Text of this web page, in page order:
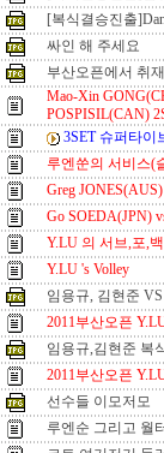
[복식결승진출
싸인 해 주세요
부산오픈에서 취
Mao-Xin
POSPISIL(CAN)
3SET 슈퍼타이
루엔쑨의 서비스(
Greg
Go SOEDA(JPN)
Y.LU 의 서브,포,
Y.LU 's Volley
임용규, 김현준
2011부산오픈
임용규,김현준 복
2011부산오픈
선수들 이모저모
루엔순 그리고 월